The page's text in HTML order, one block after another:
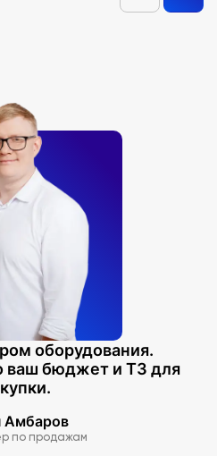
оборудования.
ваш бюджет и ТЗ для
Амбаров
по продажам